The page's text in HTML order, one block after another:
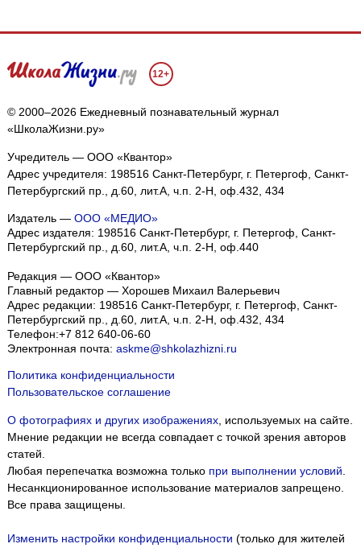
12+
© 2000–2026 Ежедневный познавательный журнал
«ШколаЖизни.ру»
Учредитель — ООО «Квантор»
Адрес учредителя: 198516 Санкт-Петербург, г. Петергоф, Санкт-
Петербургский пр., д.60, лит.А, ч.п. 2-Н, оф.432, 434
Издатель — ООО «МЕДИО»
Адрес издателя: 198516 Санкт-Петербург, г. Петергоф, Санкт-
Петербургский пр., д.60, лит.А, ч.п. 2-Н, оф.440
Редакция — ООО «Квантор»
Главный редактор — Хорошев Михаил Валерьевич
Адрес редакции: 198516 Санкт-Петербург, г. Петергоф, Санкт-
Петербургский пр., д.60, лит.А, ч.п. 2-Н, оф.432, 434
Телефон:+7 812 640-06-60
Электронная почта: askme@shkolazhizni.ru
Политика конфиденциальности
Пользовательское соглашение
О фотографиях и других изображениях, используемых на сайте.
Мнение редакции не всегда совпадает с точкой зрения авторов
статей.
Любая перепечатка возможна только при выполнении условий.
Несанкционированное использование материалов запрещено.
Все права защищены.
Изменить настройки конфиденциальности (только для жителей